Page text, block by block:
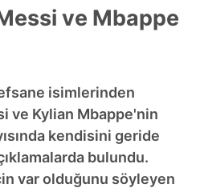
ve Mbappe
isimlerinden
ve Kylian Mbappe'nin
kendisini geride
bulundu.
var olduğunu söyleyen